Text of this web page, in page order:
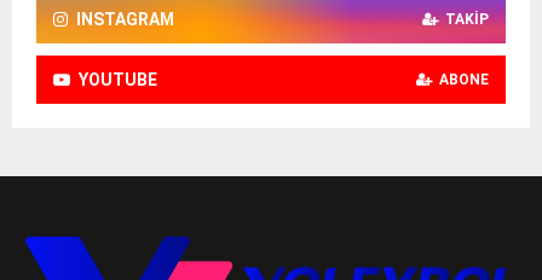
INSTAGRAM TAKIP
YOUTUBE ABONE